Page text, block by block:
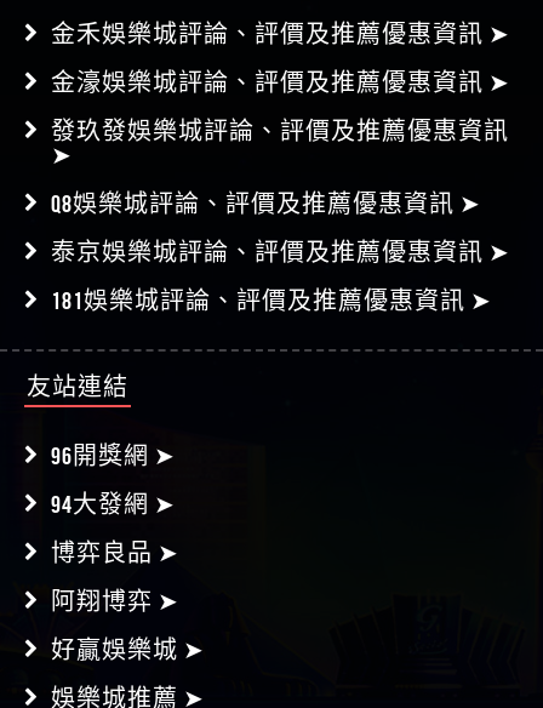
金禾娛樂城評論、評價及推薦優惠資訊 ➤
金濠娛樂城評論、評價及推薦優惠資訊 ➤
發玖發娛樂城評論、評價及推薦優惠資訊
➤
Q8娛樂城評論、評價及推薦優惠資訊 ➤
泰京娛樂城評論、評價及推薦優惠資訊 ➤
181娛樂城評論、評價及推薦優惠資訊 ➤
友站連結
96開獎網 ➤
94大發網 ➤
博弈良品 ➤
阿翔博弈 ➤
好贏娛樂城 ➤
娛樂城推薦 ➤